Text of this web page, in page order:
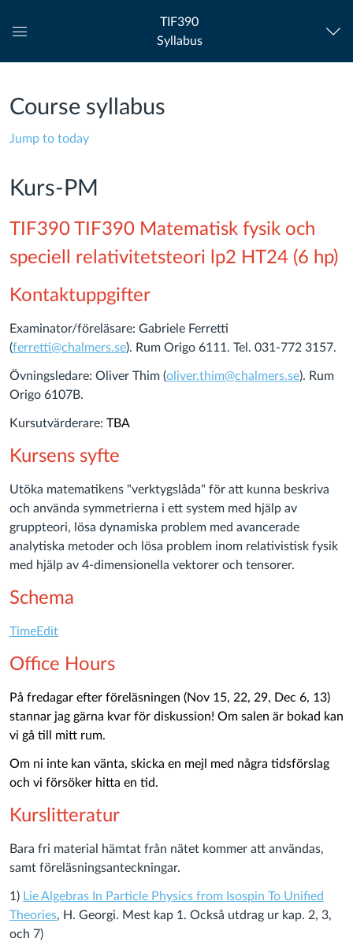
Navigation
TIF390
Syllabus
Course syllabus
Jump to today
Kurs-PM
TIF390 TIF390 Matematisk fysik och
speciell relativitetsteori lp2 HT24 (6 hp)
Kontaktuppgifter
Examinator/föreläsare: Gabriele Ferretti
(ferretti@chalmers.se). Rum Origo 6111. Tel. 031-772 3157.
Övningsledare: Oliver Thim (oliver.thim@chalmers.se). Rum
Origo 6107B.
Kursutvärderare: TBA
Kursens syfte
Utöka matematikens "verktygslåda" för att kunna beskriva
och använda symmetrierna i ett system med hjälp av
gruppteori, lösa dynamiska problem med avancerade
analytiska metoder och lösa problem inom relativistisk fysik
med hjälp av 4-dimensionella vektorer och tensorer.
Schema
TimeEdit
Office Hours
På fredagar efter föreläsningen (Nov 15, 22, 29, Dec 6, 13)
stannar jag gärna kvar för diskussion! Om salen är bokad kan
vi gå till mitt rum.
Om ni inte kan vänta, skicka en mejl med några tidsförslag
och vi försöker hitta en tid.
Kurslitteratur
Bara fri material hämtat från nätet kommer att användas,
samt föreläsningsanteckningar.
1) Lie Algebras In Particle Physics from Isospin To Unified
Theories, H. Georgi. Mest kap 1. Också utdrag ur kap. 2, 3,
och 7)